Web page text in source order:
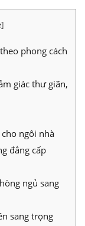
]
phong cách
giác thư giãn,
ngôi nhà
đẳng cấp
ngủ sang
sang trọng